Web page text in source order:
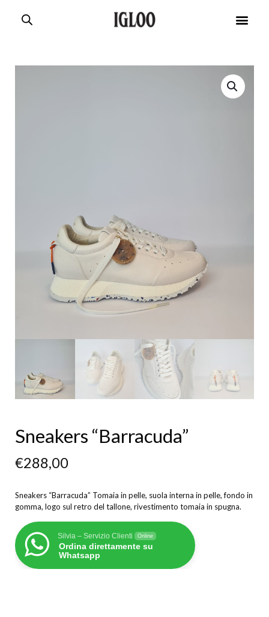
Sneakers “Barracuda”
€288,00
Sneakers “Barracuda” Tomaia in pelle, suola interna in pelle, fondo in
gomma, logo sul retro del tallone, rivestimento tomaia in spugna.
Silvia – Servizio Clienti Online
Ordina direttamente su
Whatsapp